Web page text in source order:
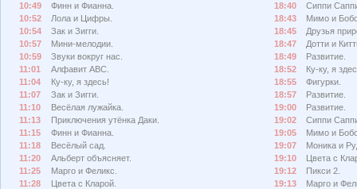
10:49
Финн и Фианна.
10:52
Лола и Цифры.
10:54
Зак и Зигги.
10:57
Мини-мелодии.
10:59
Звуки вокруг нас.
11:01
Алфавит АВС.
11:04
Ку-ку, я здесь!
11:07
Зак и Зигги.
11:10
Весёлая лужайка.
11:13
Приключения утёнка Даки.
11:15
Финн и Фианна.
11:18
Весёлый сад.
11:20
Альберт объясняет.
11:25
Марго и Феликс.
11:28
Цвета с Кларой.
18:40
Сиппи
18:43
Мимо и
18:45
Друзья
18:47
Дотти и
18:49
Развитие.
18:52
Ку-ку, я
18:55
Фигурки.
18:57
Развитие.
19:00
Развитие.
19:02
Сиппи
19:05
Мимо и
19:07
Моника и
19:10
Цвета с
19:12
Пикси 2.
19:13
Марго и